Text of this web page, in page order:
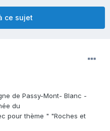
ce sujet
de Passy-Mont- Blanc -
du
pour thème " "Roches et